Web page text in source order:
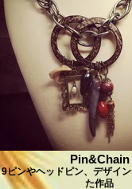
Pin&Chain
9ピンやヘッドピン、デザイ
た作品